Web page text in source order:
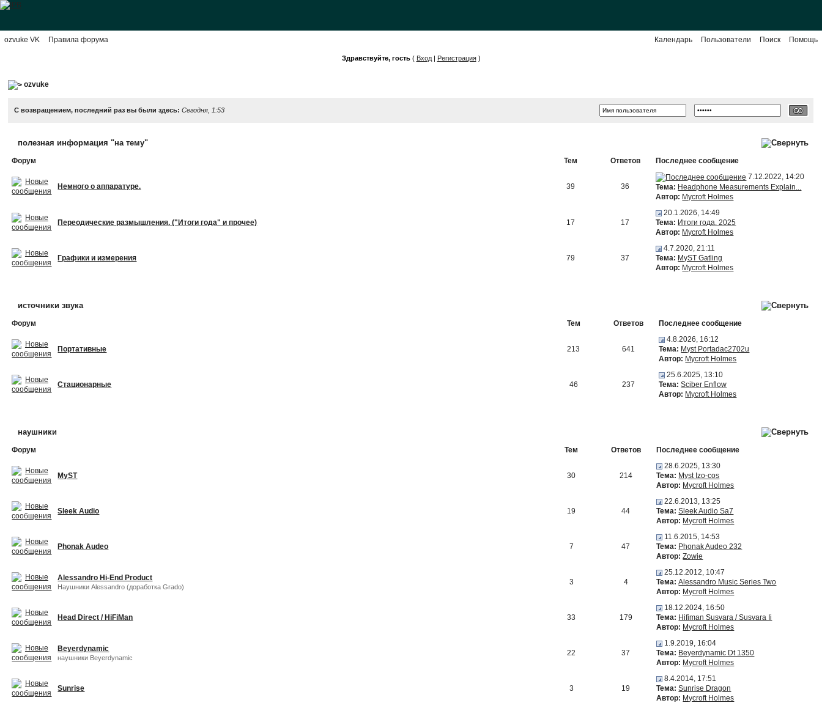
ozvuke VK Правила форума Помощь
Поиск
Пользователи
Календарь
Здравствуйте, гость( Вход| Регистрация)
ozvuke
С возвращением, последний раз вы были здесь:Сегодня, 1:53
полезная информация "на тему"
Форум Тем Ответов Последнее сообщение
Немного о аппаратуре. 39 36
7.12.2022, 14:20
Тема: Headphone Measurements Explain...
Автор: Mycroft Holmes
Переодические размышления. ("Итоги года" и прочее) 17 17
20.1.2026, 14:49
Тема: Итоги года. 2025
Автор: Mycroft Holmes
Графики и измерения 79 37
4.7.2020, 21:11
Тема: MyST Gatling
Автор: Mycroft Holmes
источники звука
Форум Тем Ответов Последнее сообщение
Портативные 213 641
4.8.2026, 16:12
Тема: Myst Portadac2702u
Автор: Mycroft Holmes
Стационарные 46 237
25.6.2025, 13:10
Тема: Sciber Enflow
Автор: Mycroft Holmes
наушники
Форум Тем Ответов Последнее сообщение
MyST 30 214
28.6.2025, 13:30
Тема: Myst Izo-cos
Автор: Mycroft Holmes
Sleek Audio 19 44
22.6.2013, 13:25
Тема: Sleek Audio Sa7
Автор: Mycroft Holmes
Phonak Audeo 7 47
11.6.2015, 14:53
Тема: Phonak Audeo 232
Автор: Zowie
Alessandro Hi-End Product
Наушники Alessandro (доработка Grado)
3 4
25.12.2012, 10:47
Тема: Alessandro Music Series Two
Автор: Mycroft Holmes
Head Direct / HiFiMan 33 179
18.12.2024, 16:50
Тема: Hifiman Susvara / Susvara Ii
Автор: Mycroft Holmes
Beyerdynamic
наушники Beyerdynamic
22 37
1.9.2019, 16:04
Тема: Beyerdynamic Dt 1350
Автор: Mycroft Holmes
Sunrise 3 19
8.4.2014, 17:51
Тема: Sunrise Dragon
Автор: Mycroft Holmes